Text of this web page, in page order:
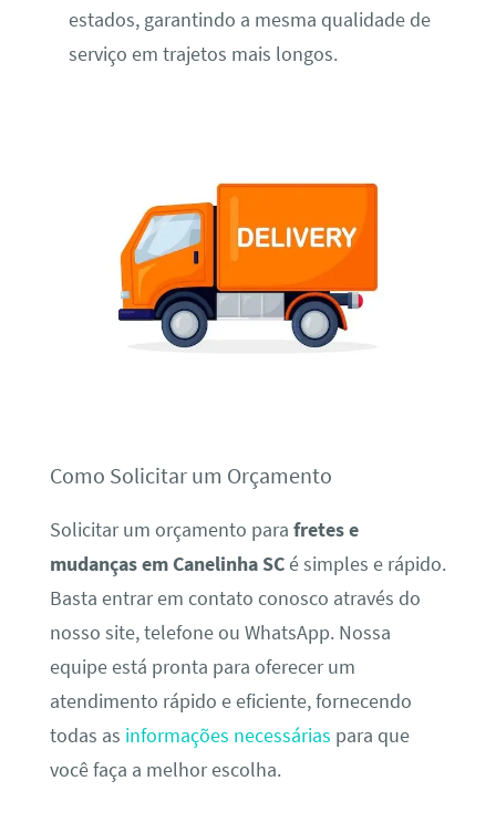
estados, garantindo a mesma qualidade de
serviço em trajetos mais longos.
Como Solicitar um Orçamento
Solicitar um orçamento para fretes e
mudanças em Canelinha SCé simples e rápido.
Basta entrar em contato conosco através do
nosso site, telefone ou WhatsApp. Nossa
equipe está pronta para oferecer um
atendimento rápido e eficiente, fornecendo
todas as informações necessárias para que
você faça a melhor escolha.